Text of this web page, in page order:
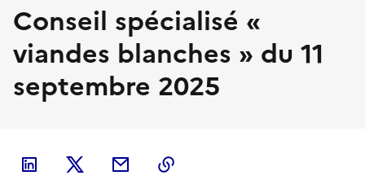
Conseil spécialisé «
viandes blanches » du 11
septembre 2025